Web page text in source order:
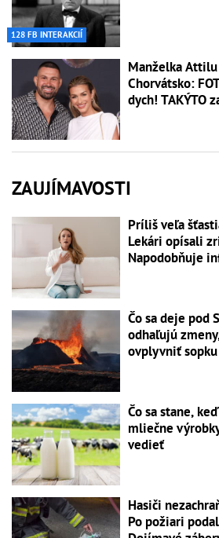
128 FB INTERAKCIÍ
Manželka
Chorvátsko:
dych! TAKÝTO
ZAUJÍMAVOSTI
Príliš veľa
Lekári opísali
Napodobňuje
Čo sa deje pod
odhaľujú
ovplyvniť sopku
Čo sa stane,
mliečne
vedieť
Hasiči
Po požiari